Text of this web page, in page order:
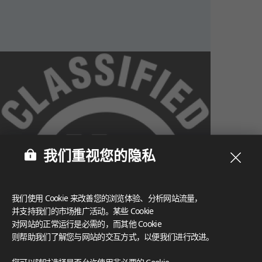
我们重视您的隐私
我们使用 Cookie 来改善您的浏览体验、分析网站流量，
并支持我们的市场推广活动。某些 Cookie
对网站的正常运行是必需的，而其他 Cookie
则帮助我们了解您与网站的交互方式，以便我们进行改进。